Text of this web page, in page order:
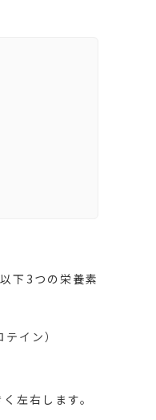
下3つの栄養素
イン）
左右します。